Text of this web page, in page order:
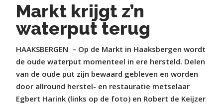
Markt krijgt z’n
waterput terug
HAAKSBERGEN – Op de Markt in Haaksbergen wordt
de oude waterput momenteel in ere hersteld. Delen
van de oude put zijn bewaard gebleven en worden
door allround herstel- en restauratie metselaar
Egbert Harink (links op de foto) en Robert de Keijzer